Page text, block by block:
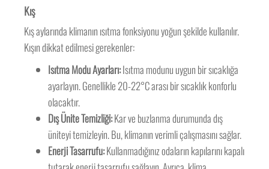
Kış
Kış aylarında klimanın ısıtma fonksiyonu yoğun şekilde kullanılır.
Kışın dikkat edilmesi gerekenler:
Isıtma Modu Ayarları:Isıtma modunu uygun bir sıcaklığa
ayarlayın. Genellikle 20-22°C arası bir sıcaklık konforlu
olacaktır.
Dış Ünite Temizliği:Kar ve buzlanma durumunda dış
üniteyi temizleyin. Bu, klimanın verimli çalışmasını sağlar.
Enerji Tasarrufu:Kullanmadığınız odaların kapılarını kapalı